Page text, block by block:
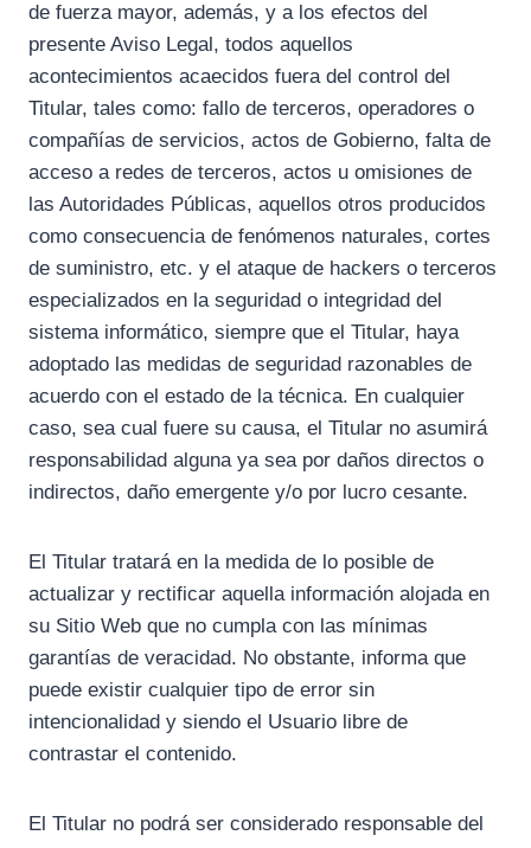
de fuerza mayor, además, y a los efectos del
presente Aviso Legal, todos aquellos
acontecimientos acaecidos fuera del control del
Titular, tales como: fallo de terceros, operadores o
compañías de servicios, actos de Gobierno, falta de
acceso a redes de terceros, actos u omisiones de
las Autoridades Públicas, aquellos otros producidos
como consecuencia de fenómenos naturales, cortes
de suministro, etc. y el ataque de hackers o terceros
especializados en la seguridad o integridad del
sistema informático, siempre que el Titular, haya
adoptado las medidas de seguridad razonables de
acuerdo con el estado de la técnica. En cualquier
caso, sea cual fuere su causa, el Titular no asumirá
responsabilidad alguna ya sea por daños directos o
indirectos, daño emergente y/o por lucro cesante.
El Titular tratará en la medida de lo posible de
actualizar y rectificar aquella información alojada en
su Sitio Web que no cumpla con las mínimas
garantías de veracidad. No obstante, informa que
puede existir cualquier tipo de error sin
intencionalidad y siendo el Usuario libre de
contrastar el contenido.
El Titular no podrá ser considerado responsable del